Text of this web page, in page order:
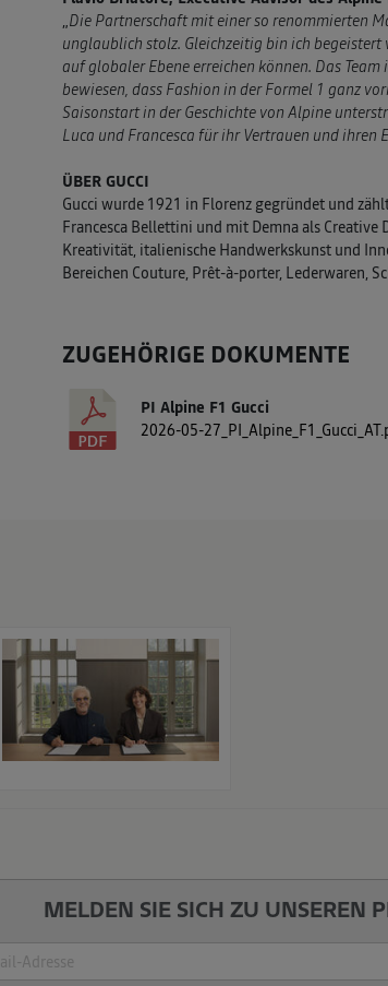
„Die Partnerschaft mit einer so renommierten
unglaublich stolz. Gleichzeitig bin ich
auf globaler Ebene erreichen können. Das
bewiesen, dass Fashion in der Formel 1 ganz
Saisonstart in der Geschichte von Alpine
Luca und Francesca für ihr Vertrauen und ihren
ÜBER GUCCI
Gucci wurde 1921 in Florenz gegründet und
Francesca Bellettini und mit Demna als
Kreativität, italienische Handwerkskunst und
Bereichen Couture, Prêt-à-porter, Lederwaren,
ZUGEHÖRIGE DOKUMENTE
PI Alpine F1 Gucci
2026-05-
x
MELDEN SIE SICH ZU UNSEREN